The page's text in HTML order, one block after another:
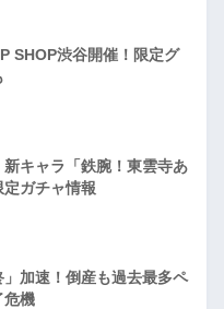
SHOP渋谷開催！限定グ
新キャラ「鉄腕！東雲寺あ
ガチャ情報
加速！倒産も過去最多ペ
危機